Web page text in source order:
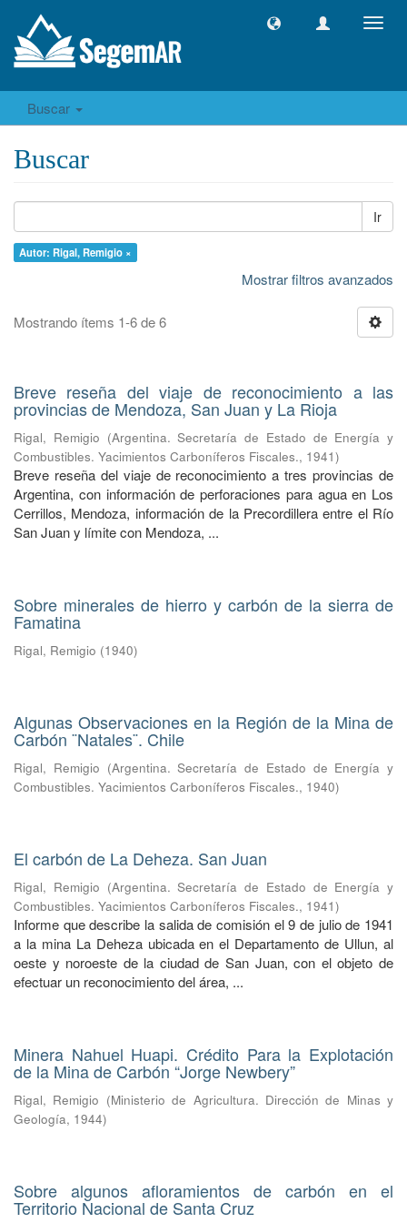
Buscar
Buscar
Ir
Autor: Rigal, Remigio ×
Mostrar filtros avanzados
Mostrando ítems 1-6 de 6
Breve reseña del viaje de reconocimiento a las
provincias de Mendoza, San Juan y La Rioja
Rigal, Remigio (Argentina. Secretaría de Estado de Energía y
Combustibles. Yacimientos Carboníferos Fiscales., 1941)
Breve reseña del viaje de reconocimiento a tres provincias de
Argentina, con información de perforaciones para agua en Los
Cerrillos, Mendoza, información de la Precordillera entre el Río
San Juan y límite con Mendoza, ...
Sobre minerales de hierro y carbón de la sierra de
Famatina
Rigal, Remigio (1940)
Algunas Observaciones en la Región de la Mina de
Carbón ¨Natales¨. Chile
Rigal, Remigio (Argentina. Secretaría de Estado de Energía y
Combustibles. Yacimientos Carboníferos Fiscales., 1940)
El carbón de La Deheza. San Juan
Rigal, Remigio (Argentina. Secretaría de Estado de Energía y
Combustibles. Yacimientos Carboníferos Fiscales., 1941)
Informe que describe la salida de comisión el 9 de julio de 1941
a la mina La Deheza ubicada en el Departamento de Ullun, al
oeste y noroeste de la ciudad de San Juan, con el objeto de
efectuar un reconocimiento del área, ...
Minera Nahuel Huapi. Crédito Para la Explotación
de la Mina de Carbón “Jorge Newbery”
Rigal, Remigio (Ministerio de Agricultura. Dirección de Minas y
Geología, 1944)
Sobre algunos afloramientos de carbón en el
Territorio Nacional de Santa Cruz